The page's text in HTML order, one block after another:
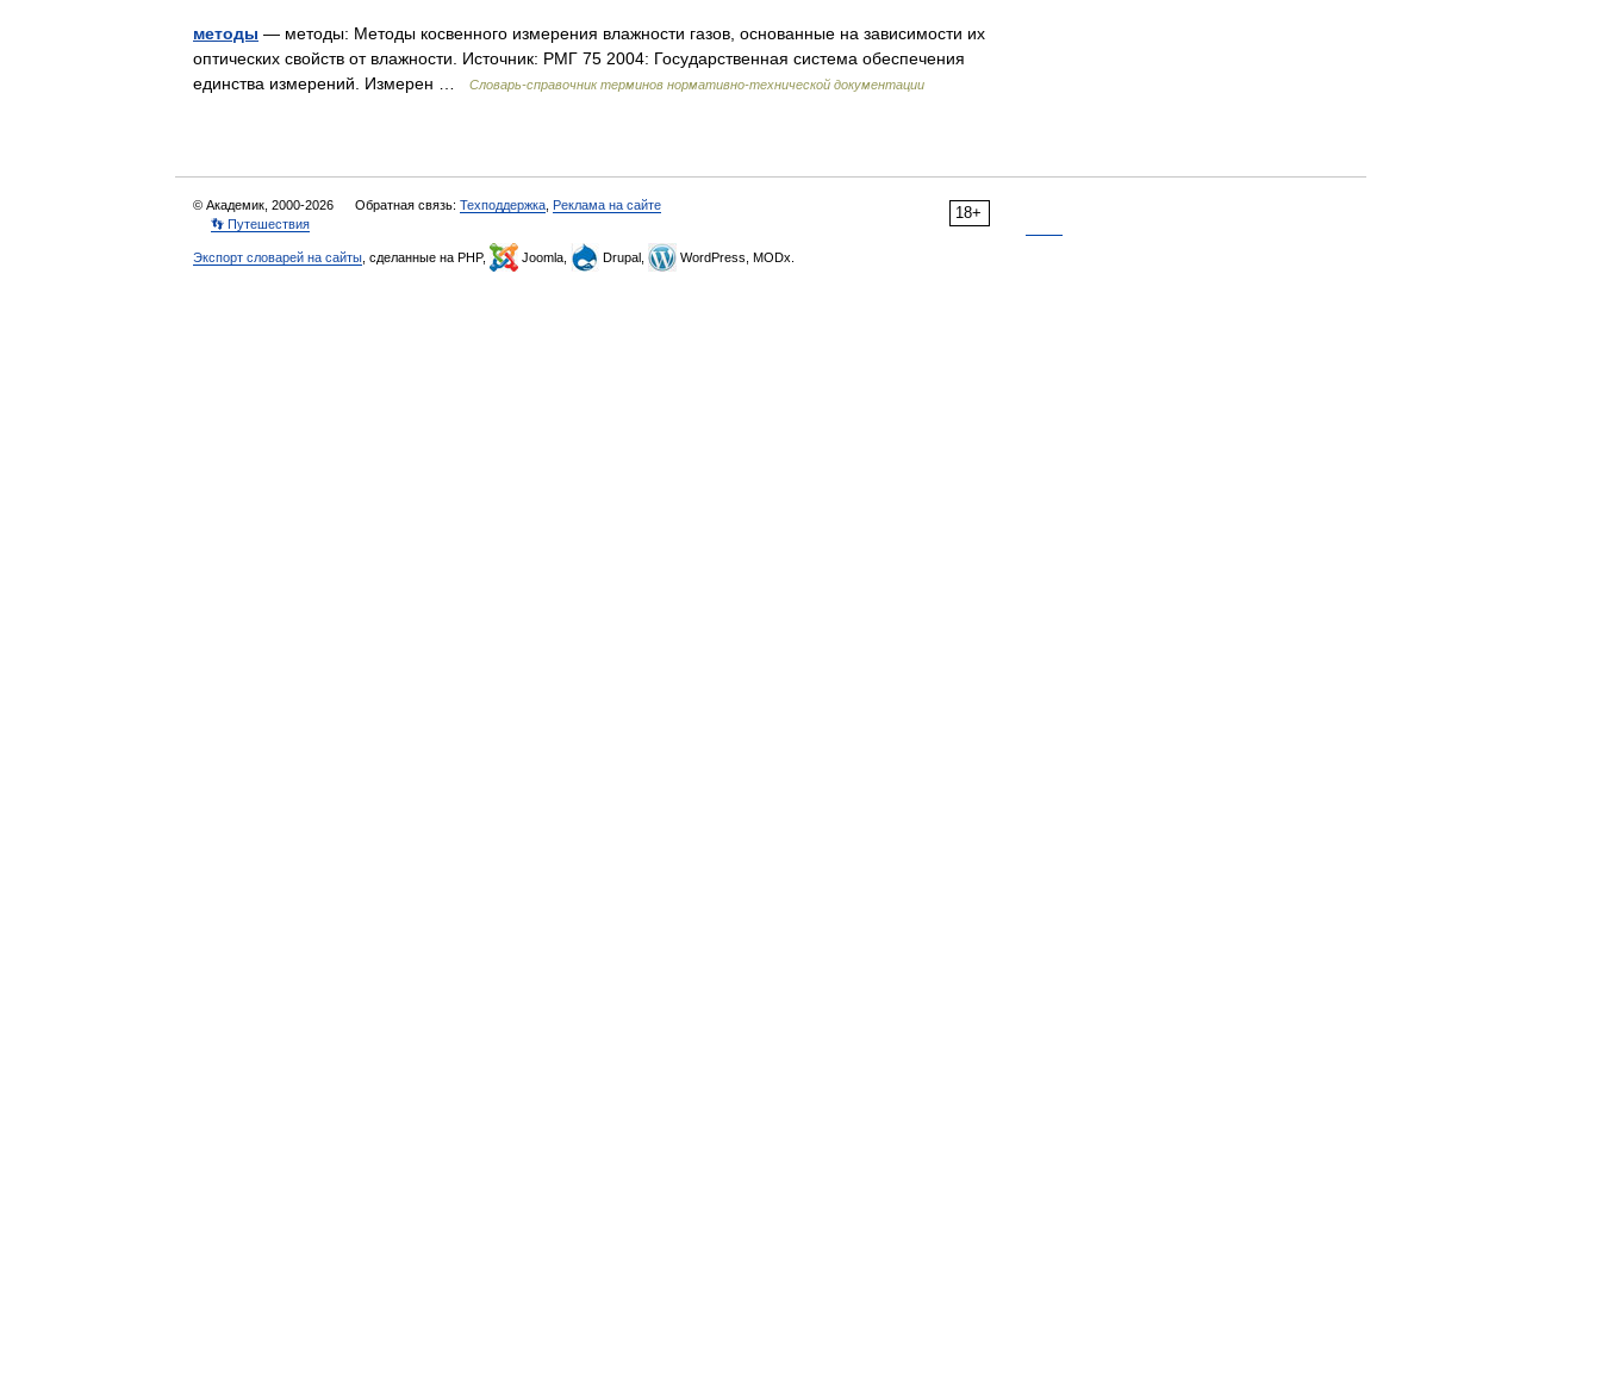
методы — методы: Методы косвенного измерения влажности газов, основанные на зависимости их
оптических свойств от влажности. Источник: РМГ 75 2004: Государственная система обеспечения
единства измерений. Измерен …
Словарь-справочник терминов нормативно-технической документации
18+
© Академик, 2000-2026 Обратная связь: Техподдержка Реклама на сайте
👣 Путешествия
Экспорт словарей на сайты , сделанные на PHP, Joomla, Drupal, WordPress, MODx.